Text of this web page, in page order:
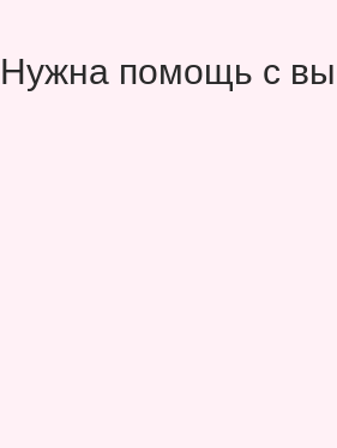
Нужна помощь с